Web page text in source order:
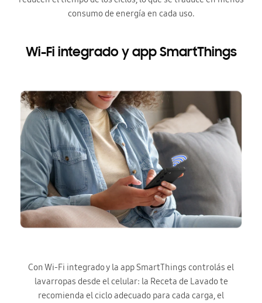
consumo de energía en cada uso.
Wi-Fi integrado y app SmartThings
Con Wi-Fi integrado y la app SmartThings controlás el
lavarropas desde el celular: la Receta de Lavado te
recomienda el ciclo adecuado para cada carga, el